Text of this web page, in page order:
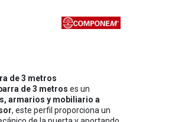
de 3 metros
de 3 metros es un
armarios y mobiliario a
, este perfil proporciona un